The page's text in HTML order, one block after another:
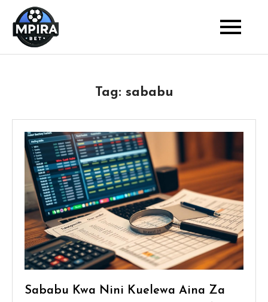
content
Tag: sababu
Sababu Kwa Nini Kuelewa Aina Za